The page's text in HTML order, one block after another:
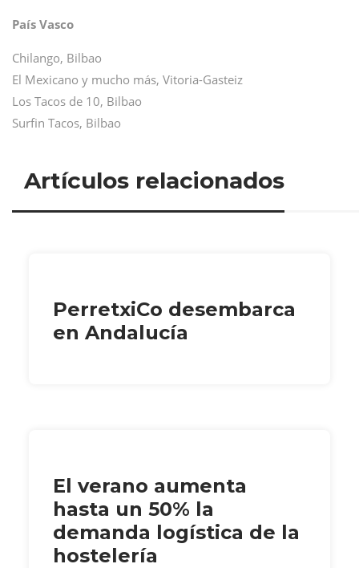
País Vasco
Chilango, Bilbao
El Mexicano y mucho más, Vitoria-Gasteiz
Los Tacos de 10, Bilbao
Surfin Tacos, Bilbao
Artículos relacionados
PerretxiCo desembarca
en Andalucía
El verano aumenta
hasta un 50% la
demanda logística de la
hostelería